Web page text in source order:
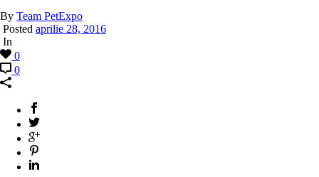
By Team PetExpo
Posted aprilie 28, 2016
In
0
0